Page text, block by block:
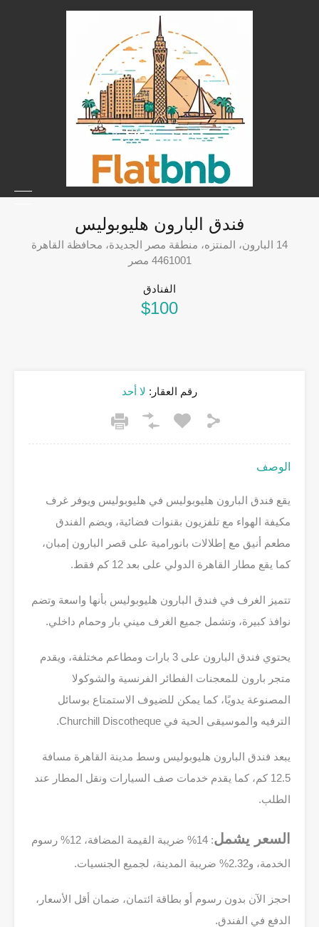
فندق البارون هليوبوليس
14 البارون، المنتزه، منطقة مصر الجديدة، محافظة القاهرة
4461001 مصر
الفنادق
$100
رقم العقار: لا أحد
الوصف
يقع فندق البارون هليوبوليس في هليوبوليس ويوفر غرف
مكيفة الهواء مع تلفزيون بقنوات فضائية، ويضم الفندق
مطعم أنيق مع إطلالات بانورامية على قصر البارون إمبان،
كما يقع مطار القاهرة الدولي على بعد 12 كم فقط.
تتميز الغرف في فندق البارون هليوبوليس بأنها واسعة وتضم
نوافذ كبيرة، وتشمل جميع الغرف ميني بار وحمام داخلي.
يحتوي فندق البارون على 3 بارات ومطاعم مختلفة، ويقدم
متجر بارون للمعجنات الفطائر الفرنسية والشوكولا
المصنوعة يدويًا، كما يمكن للضيوف الاستمتاع بوسائل
الترفيه والموسيقى الحية في Churchill Discotheque.
يبعد فندق البارون هليوبوليس وسط مدينة القاهرة مسافة
12.5 كم، كما يقدم خدمات صف السيارات ونقل المطار عند
الطلب.
السعر يشمل
: 14% ضريبة القيمة المضافة، 12% رسوم
الخدمة، و2.32% ضريبة المدينة، لجميع الجنسيات.
احجز الآن بدون رسوم أو بطاقة ائتمان، ضمان أقل الأسعار،
الدفع في الفندق.